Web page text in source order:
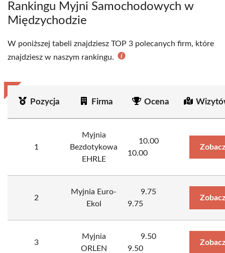
Rankingu Myjni Samochodowych w
Międzychodzie
W poniższej tabeli znajdziesz TOP 3 polecanych firm, które
znajdziesz w naszym rankingu.
Pozycja Firma Ocena
1
Myjnia
Bezdotykowa
EHRLE
10.00
10.00
2
Myjnia Euro-
Ekol
9.75
9.75
3
Myjnia
ORLEN
9.50
9.50